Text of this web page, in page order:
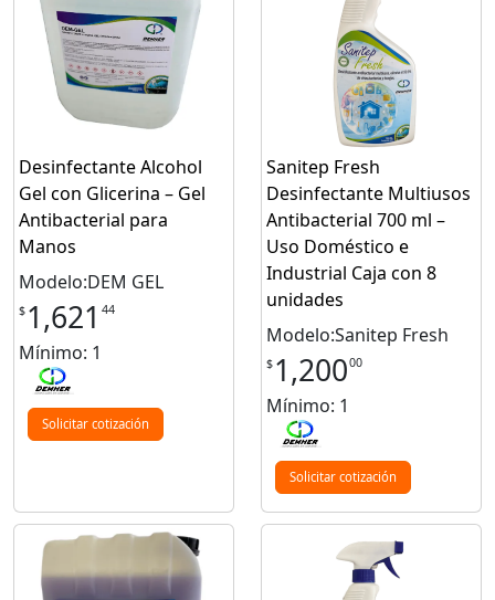
Desinfectante Alcohol
Gel con Glicerina – Gel
Antibacterial para
Manos
Modelo:DEM GEL
$ 1,621 44
Mínimo: 1
Solicitar cotización
Sanitep Fresh
Desinfectante Multiusos
Antibacterial 700 ml –
Uso Doméstico e
Industrial Caja con 8
unidades
Modelo:Sanitep Fresh
$ 1,20000
Mínimo: 1
Solicitar cotización